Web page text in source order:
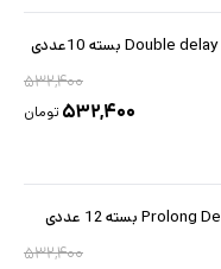
۵۳۲,۴۰۰
۵۳۲,۴۰۰ تومان
۵۳۲,۴۰۰